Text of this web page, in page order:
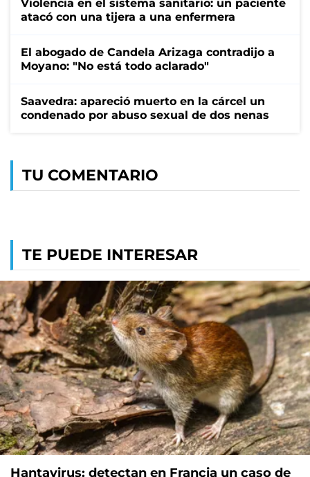
Violencia en el sistema sanitario: un paciente
atacó con una tijera a una enfermera
El abogado de Candela Arizaga contradijo a
Moyano: "No está todo aclarado"
Saavedra: apareció muerto en la cárcel un
condenado por abuso sexual de dos nenas
TU COMENTARIO
TE PUEDE INTERESAR
Hantavirus: detectan en Francia un caso de